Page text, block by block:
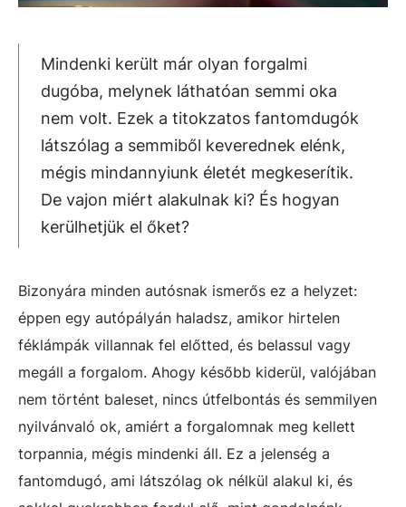
Mindenki került már olyan forgalmi
dugóba, melynek láthatóan semmi oka
nem volt. Ezek a titokzatos fantomdugók
látszólag a semmiből keverednek elénk,
mégis mindannyiunk életét megkeserítik.
De vajon miért alakulnak ki? És hogyan
kerülhetjük el őket?
Bizonyára minden autósnak ismerős ez a helyzet:
éppen egy autópályán haladsz, amikor hirtelen
féklámpák villannak fel előtted, és belassul vagy
megáll a forgalom. Ahogy később kiderül, valójában
nem történt baleset, nincs útfelbontás és semmilyen
nyilvánvaló ok, amiért a forgalomnak meg kellett
torpannia, mégis mindenki áll. Ez a jelenség a
fantomdugó, ami látszólag ok nélkül alakul ki, és